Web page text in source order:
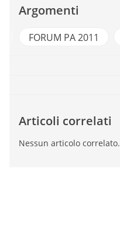
Argomenti
FORUM PA 2011
Articoli correlati
Nessun articolo correlato.